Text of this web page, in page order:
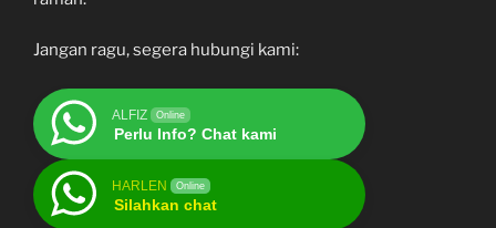
Jangan ragu, segera hubungi kami:
ALFIZ Online
Perlu Info? Chat kami
HARLEN Online
Silahkan chat